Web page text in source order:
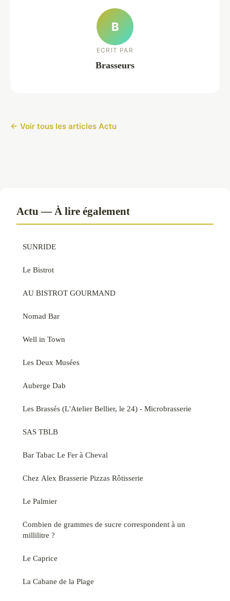
B
ECRIT PAR
Brasseurs
← Voir tous les articles Actu
Actu — À lire également
SUNRIDE
Le Bistrot
AU BISTROT GOURMAND
Nomad Bar
Well in Town
Les Deux Musées
Auberge Dab
Les Brassés (L'Atelier Bellier, le 24) - Microbrasserie
SAS TBLB
Bar Tabac Le Fer à Cheval
Chez Alex Brasserie Pizzas Rôtisserie
Le Palmier
Combien de grammes de sucre correspondent à un
millilitre ?
Le Caprice
La Cabane de la Plage